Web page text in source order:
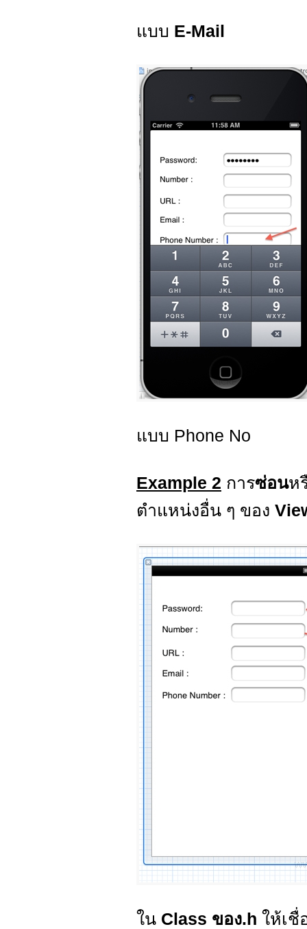
แบบ E-Mail
แบบ Phone No
Example 2 การซ่อนห
ตำแหน่งอื่น ๆ ของ
ใน Class ของ.h ให้เ